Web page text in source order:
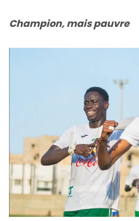
Champion, mais pauvre